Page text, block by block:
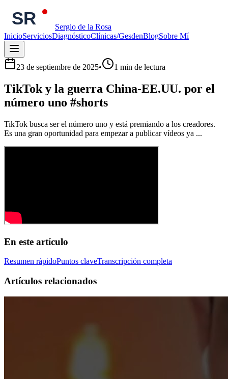
Sergio de la Rosa
InicioServiciosDiagnósticoClínicas/GesdenBlogSobre Mí
23 de septiembre de 2025• 1 min de lectura
TikTok y la guerra China-EE.UU. por el
número uno #shorts
TikTok busca ser el número uno y está premiando a los creadores.
Es una gran oportunidad para empezar a publicar vídeos ya ...
En este artículo
Resumen rápidoPuntos claveTranscripción completa
Artículos relacionados